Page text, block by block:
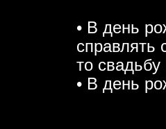
• В день
справлять
то
• В день